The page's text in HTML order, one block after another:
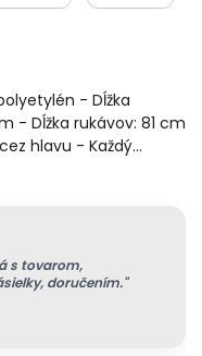
- Dĺžka
- Dĺžka rukávov: 81 cm
hlavu - Každý…
s tovarom,
doručením."